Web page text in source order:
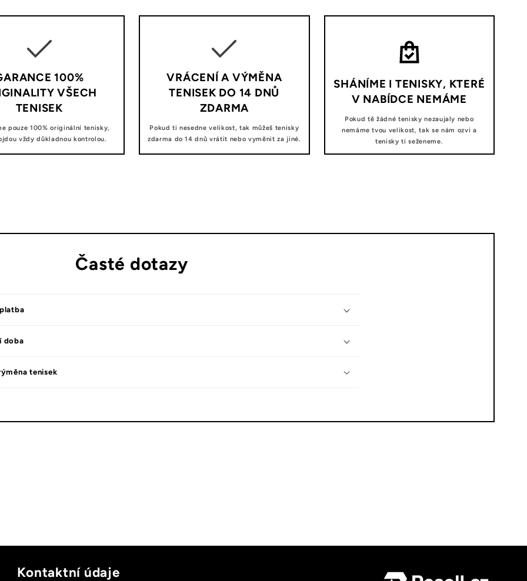
100%
VŠECH
TENISEK
pouze 100% originální tenisky,
vždy důkladnou kontrolou.
VRÁCENÍ A VÝMĚNA
TENISEK DO 14 DNŮ
ZDARMA
Pokud ti nesedne velikost, tak můžeš tenisky
zdarma do 14 dnů vrátit nebo vyměnit za jiné.
SHÁNÍME I TENISKY, KTERÉ
V NABÍDCE NEMÁME
Pokud tě žádné tenisky nezaujaly nebo
nemáme tvou velikost, tak se nám ozvi a
tenisky ti seženeme.
Časté dotazy
doba
tenisek
Kontaktní údaje